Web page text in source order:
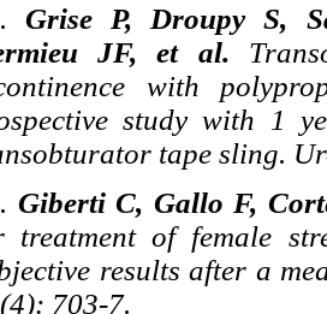
. Grise P, Droupy S,
JF, et al.
with
study with 1
tape sling.
. Giberti C, Gallo F,
treatment of female
results after a
703-7.